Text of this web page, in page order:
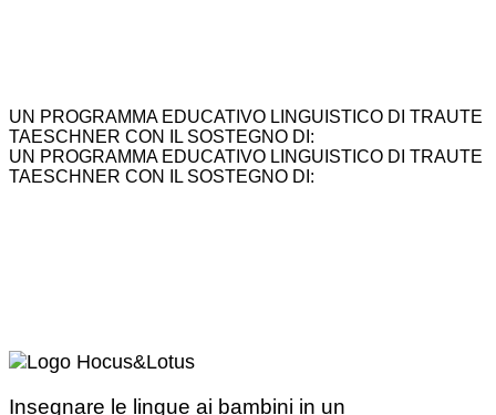
UN PROGRAMMA EDUCATIVO LINGUISTICO DI TRAUTE
TAESCHNER CON IL SOSTEGNO DI:
UN PROGRAMMA EDUCATIVO LINGUISTICO DI TRAUTE
TAESCHNER CON IL SOSTEGNO DI:
Insegnare le lingue ai bambini in un